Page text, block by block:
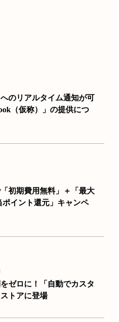
のリアルタイム通知が可
（仮称）」の提供につ
初期費用無料」＋「最大
ポイント還元」キャンペ
ゼロに！「自動でカスタ
トアに登場